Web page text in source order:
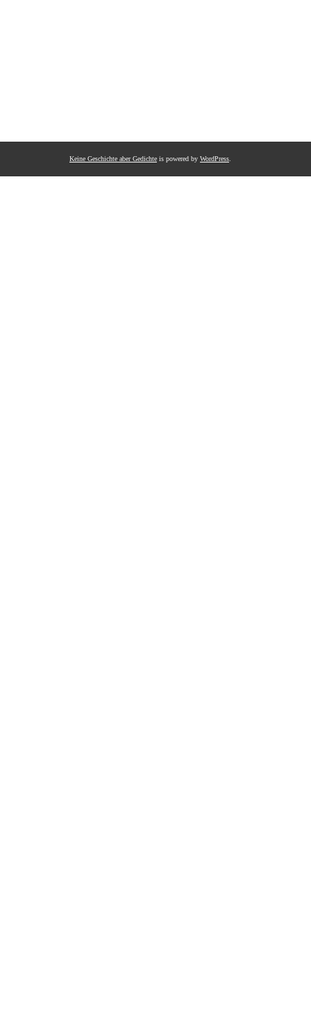
Keine Geschichte aber Gedichte is powered by WordPress